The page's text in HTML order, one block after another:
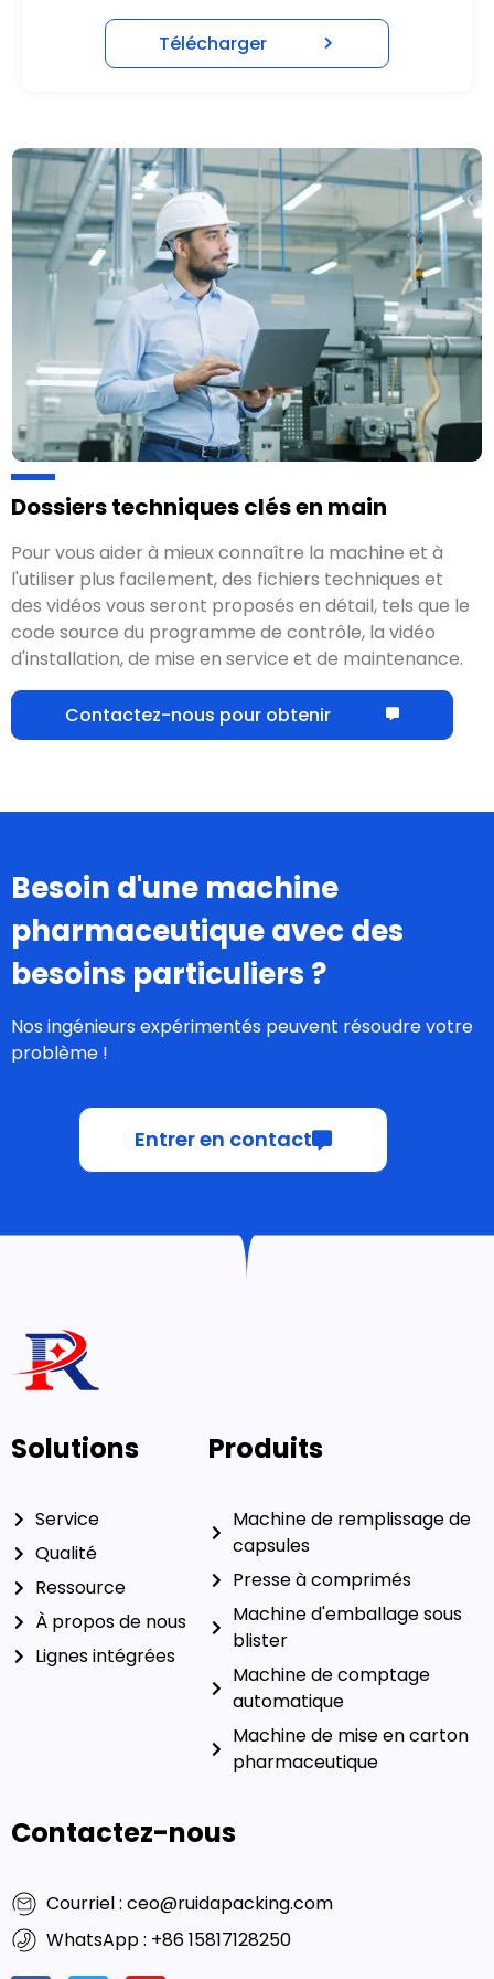
Télécharger
Dossiers techniques clés en main
Pour vous aider à mieux connaître la machine et à
l'utiliser plus facilement, des fichiers techniques et
des vidéos vous seront proposés en détail, tels que le
code source du programme de contrôle, la vidéo
d'installation, de mise en service et de maintenance.
Contactez-nous pour obtenir
Besoin d'une machine
pharmaceutique avec des
besoins particuliers ?
Nos ingénieurs expérimentés peuvent résoudre votre
problème !
Entrer en contact
Solutions
Service
Qualité
Ressource
À propos de nous
Lignes intégrées
Produits
Machine de remplissage de
capsules
Presse à comprimés
Blister Packaging Machine
Machine de comptage
automatique
Machine de mise en carton
pharmaceutique
WhatsApp : +86 15817128250